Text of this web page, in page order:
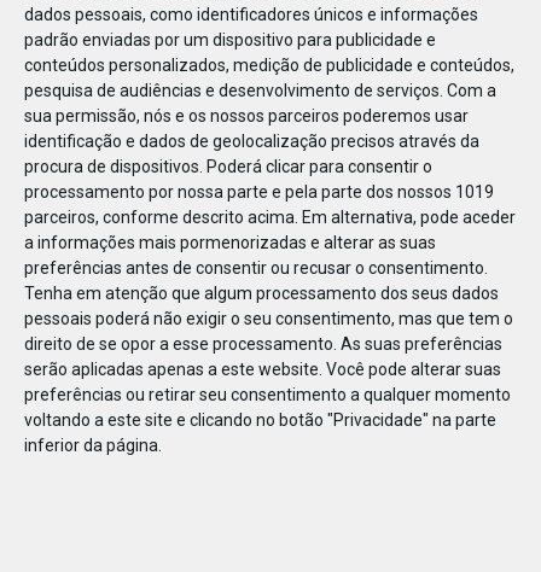
dados pessoais, como identificadores únicos e informações
padrão enviadas por um dispositivo para publicidade e
conteúdos personalizados, medição de publicidade e conteúdos,
pesquisa de audiências e desenvolvimento de serviços. Com a
sua permissão, nós e os nossos parceiros poderemos usar
identificação e dados de geolocalização precisos através da
procura de dispositivos. Poderá clicar para consentir o
processamento por nossa parte e pela parte dos nossos 1019
parceiros, conforme descrito acima. Em alternativa, pode aceder
a informações mais pormenorizadas e alterar as suas
preferências antes de consentir ou recusar o consentimento.
Tenha em atenção que algum processamento dos seus dados
pessoais poderá não exigir o seu consentimento, mas que tem o
direito de se opor a esse processamento. As suas preferências
serão aplicadas apenas a este website. Você pode alterar suas
preferências ou retirar seu consentimento a qualquer momento
voltando a este site e clicando no botão "Privacidade" na parte
inferior da página.
867431860348592